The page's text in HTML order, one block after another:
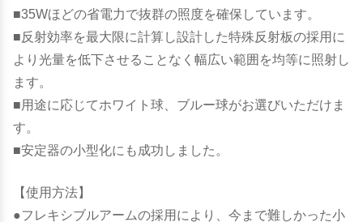
■35Wほどの省電力で抜群の照度を確保しています。
■反射効率を最大限に計算し設計した特殊反射板の採用に
より光量を低下させることなく幅広い範囲を均等に照射し
ます。
■用途に応じてホワイト球、ブルー球がお選びいただけま
す。
■安定器の小型化にも成功しました。
【使用方法】
●フレキシブルアームの採用により、今まで難しかった小